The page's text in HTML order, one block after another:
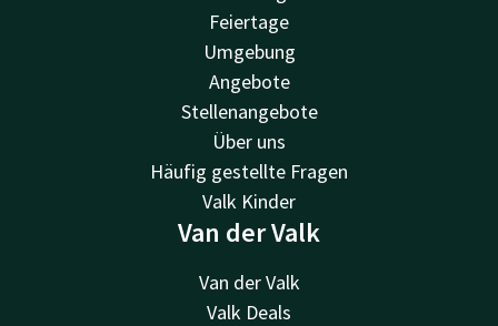
Feiertage
Umgebung
Angebote
Stellenangebote
Über uns
Häufig gestellte Fragen
Valk Kinder
Van der Valk
Van der Valk
Valk Deals